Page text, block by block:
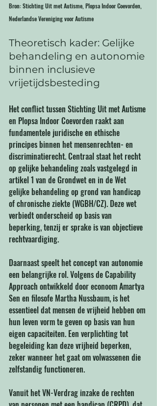
Bron: Stichting Uit met Autisme, Plopsa Indoor Coevorden,
Nederlandse Vereniging voor Autisme
Theoretisch kader: Gelijke
behandeling en autonomie
binnen inclusieve
vrijetijdsbesteding
Het conflict tussen Stichting Uit met Autisme
en Plopsa Indoor Coevorden raakt aan
fundamentele juridische en ethische
principes binnen het mensenrechten- en
discriminatierecht. Centraal staat het recht
op gelijke behandeling zoals vastgelegd in
artikel 1 van de Grondwet en in de Wet
gelijke behandeling op grond van handicap
of chronische ziekte (WGBH/CZ). Deze wet
verbiedt onderscheid op basis van
beperking, tenzij er sprake is van objectieve
rechtvaardiging.
Daarnaast speelt het concept van autonomie
een belangrijke rol. Volgens de Capability
Approach ontwikkeld door econoom Amartya
Sen en filosofe Martha Nussbaum, is het
essentieel dat mensen de vrijheid hebben om
hun leven vorm te geven op basis van hun
eigen capaciteiten. Een verplichting tot
begeleiding kan deze vrijheid beperken,
zeker wanneer het gaat om volwassenen die
zelfstandig functioneren.
Vanuit het VN-Verdrag inzake de rechten